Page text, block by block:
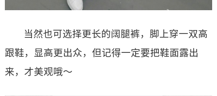
当然也可选择更长的阔腿裤，脚上穿一双高
跟鞋，显高更出众，但记得一定要把鞋面露出
来，才美观哦～